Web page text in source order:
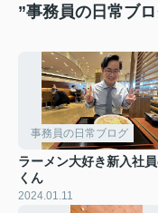
”事務員の日常ブ
事務員の日常ブログ
ラーメン大好き新入社
くん
2024.01.11